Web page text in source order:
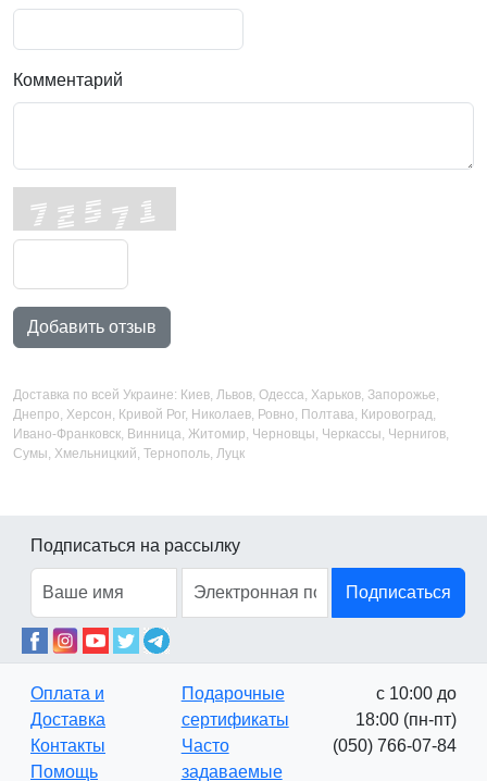
Комментарий
Добавить отзыв
Доставка по всей Украине: Киев, Львов, Одесса, Харьков, Запорожье,
Днепро, Херсон, Кривой Рог, Николаев, Ровно, Полтава, Кировоград,
Ивано-Франковск, Винница, Житомир, Черновцы, Черкассы, Чернигов,
Сумы, Хмельницкий, Тернополь, Луцк
Подписаться на рассылку
Подписаться
Оплата и
Доставка
Контакты
Помощь
Подарочные
сертификаты
Часто
задаваемые
с 10:00 до
18:00 (пн-пт)
(050) 766-07-84